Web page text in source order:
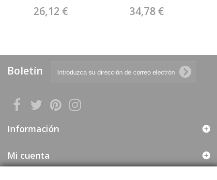
1888 ACI
26,12 €
1888 ACG
34,78 €
Boletín
Información
Mi cuenta